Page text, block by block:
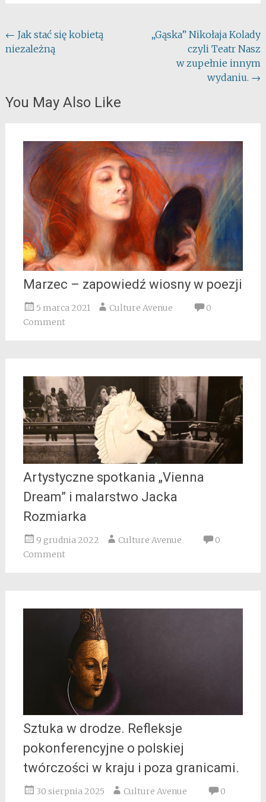
Post
navigation
← Jak stać się kobietą
niezależną
„Gąska” Nikołaja Kolady
czyli Teatr Nasz
w zupełnie innym
wydaniu. →
You May Also Like
Marzec – zapowiedź wiosny w poezji
5 marca 2021 Culture Avenue
0
Comment
Artystyczne spotkania „Vienna
Dream” i malarstwo Jacka
Rozmiarka
9 grudnia 2022 Culture Avenue
0
Comment
Sztuka w drodze. Refleksje
pokonferencyjne o polskiej
twórczości w kraju i poza granicami.
30 sierpnia 2025 Culture Avenue
0